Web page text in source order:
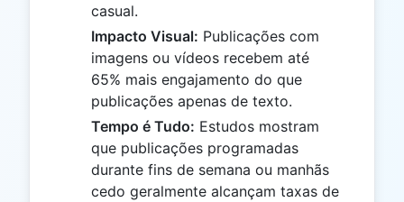
casual.
Impacto Visual: Publicações com
imagens ou vídeos recebem até
65% mais engajamento do que
publicações apenas de texto.
Tempo é Tudo: Estudos mostram
que publicações programadas
durante fins de semana ou manhãs
cedo geralmente alcançam taxas de